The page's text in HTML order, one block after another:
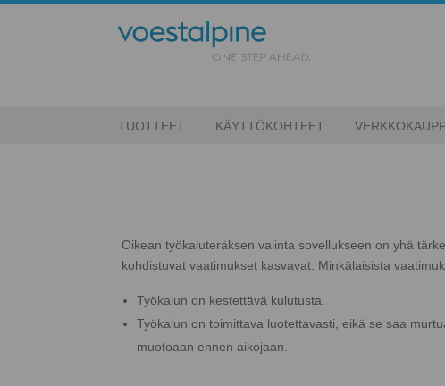
TUOTTEET KÄYTTÖKOHTEET
Oikean työkaluteräksen valinta sovellukseen on yhä
kohdistuvat vaatimukset kasvavat. Minkälaisista
Työkalun on kestettävä kulutusta.
Työkalun on toimittava luotettavasti, eikä se saa
muotoaan ennen aikojaan.